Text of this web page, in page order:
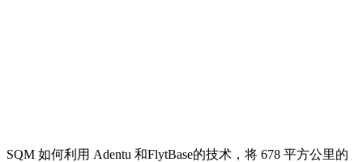
SQM 如何利用 Adentu 和FlytBase的技术，将 678 平方公里的